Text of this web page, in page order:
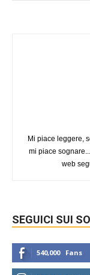
Mi piace leggere,
mi piace
web
SEGUICI SUI
540,000 Fans